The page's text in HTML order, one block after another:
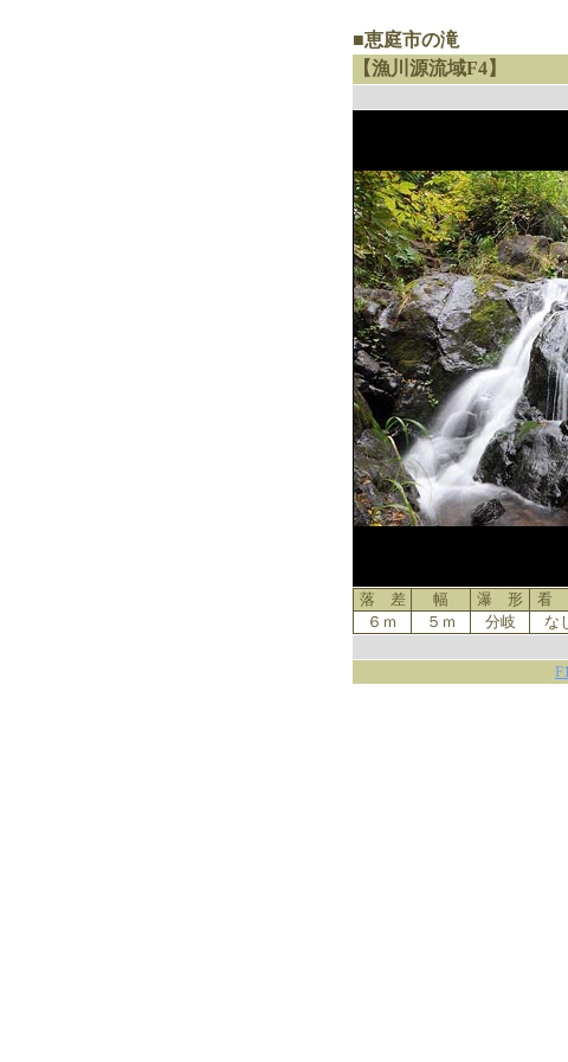
■恵庭市の滝
【漁川源流域F4】
落 差 幅 瀑 形 看
６ｍ
５ｍ 分岐 な